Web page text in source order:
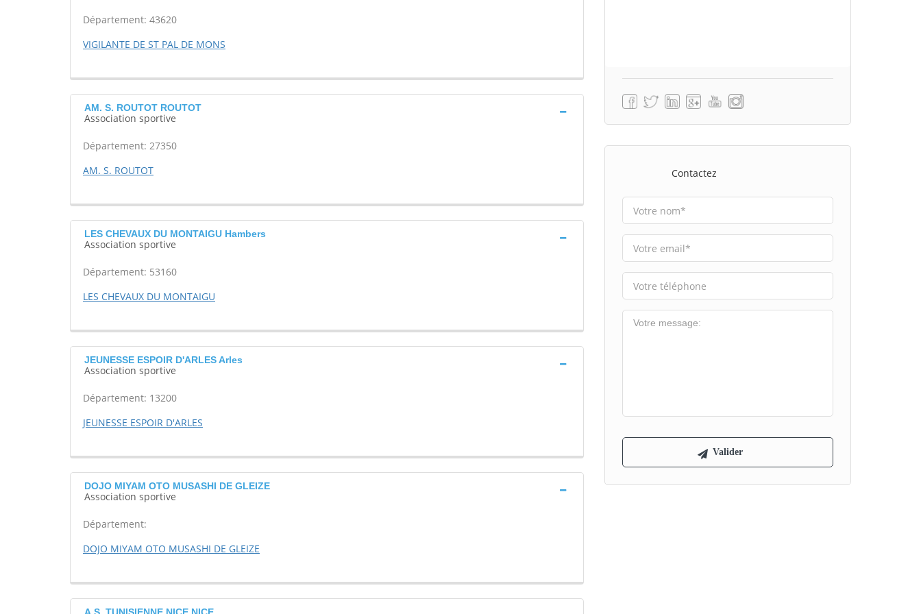
Département: 43620
VIGILANTE DE ST PAL DE MONS
AM. S. ROUTOT ROUTOT
Association sportive
Département: 27350
AM. S. ROUTOT
LES CHEVAUX DU MONTAIGU Hambers
Association sportive
Département: 53160
LES CHEVAUX DU MONTAIGU
JEUNESSE ESPOIR D'ARLES Arles
Association sportive
Département: 13200
JEUNESSE ESPOIR D'ARLES
DOJO MIYAM OTO MUSASHI DE GLEIZE
Association sportive
Département:
DOJO MIYAM OTO MUSASHI DE GLEIZE
Contactez